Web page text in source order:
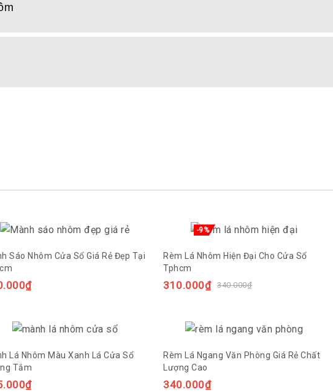
Sáo Nhôm Cửa Sổ Giá Rẻ Đẹp Tại
₫
-9%
Rèm Lá Nhôm Hiện Đại Cho Cửa Sổ
Tphcm
340.000₫
310.000₫
Lá Nhôm Màu Xanh Lá Cửa Sổ
Tắm
₫
Rèm Lá Ngang Văn Phòng Giá Rẻ Chất
Lượng Cao
340.000₫